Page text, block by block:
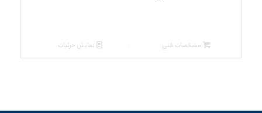
مشخصات فنی نمایش جزئیات